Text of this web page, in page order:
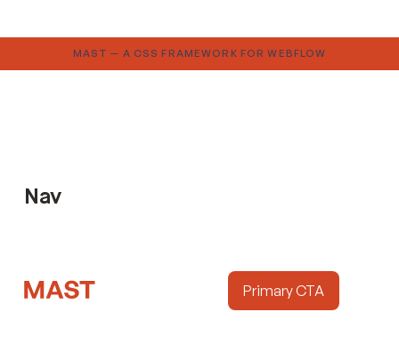
MAST — A CSS FRAMEWORK FOR WEBFLOW
Nav
Primary CTA
Primary CTA